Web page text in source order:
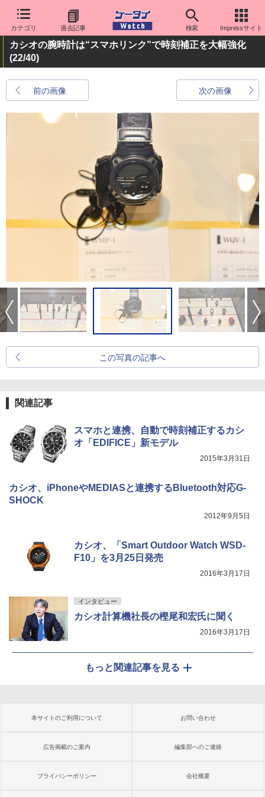
カテゴリ 過去記事 検索 Impressサイト
カシオの腕時計は“スマホリンク”で時刻補正を大幅強化
(22/40)
前の画像 次の画像
この写真の記事へ
関連記事
スマホと連携、自動で時刻補正するカシ
オ「EDIFICE」新モデル
2015年3月31日
カシオ、iPhoneやMEDIASと連携するBluetooth対応G-
SHOCK
2012年9月5日
カシオ、「Smart Outdoor Watch WSD-
F10」を3月25日発売
2016年3月17日
インタビュー
カシオ計算機社長の樫尾和宏氏に聞く
2016年3月17日
もっと関連記事を見る
本サイトのご利用について お問い合わせ
広告掲載のご案内 編集部へのご連絡
プライバシーポリシー 会社概要